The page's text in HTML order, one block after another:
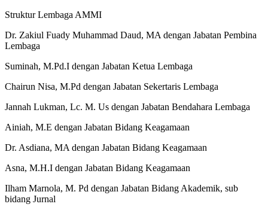
Struktur Lembaga AMMI
Dr. Zakiul Fuady Muhammad Daud, MA dengan Jabatan Pembina
Lembaga
Suminah, M.Pd.I dengan Jabatan Ketua Lembaga
Chairun Nisa, M.Pd dengan Jabatan Sekertaris Lembaga
Jannah Lukman, Lc. M. Us dengan Jabatan Bendahara Lembaga
Ainiah, M.E dengan Jabatan Bidang Keagamaan
Dr. Asdiana, MA dengan Jabatan Bidang Keagamaan
Asna, M.H.I dengan Jabatan Bidang Keagamaan
Ilham Marnola, M. Pd dengan Jabatan Bidang Akademik, sub
bidang Jurnal